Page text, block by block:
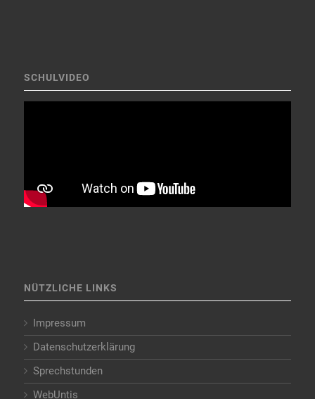
SCHULVIDEO
NÜTZLICHE LINKS
Impressum
Datenschutzerklärung
Sprechstunden
WebUntis